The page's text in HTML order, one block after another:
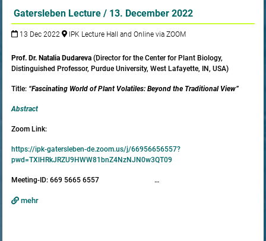
Gatersleben Lecture / 13. December 2022
13 Dec 2022 IPK Lecture Hall and Online via ZOOM
Prof. Dr. Natalia Dudareva (Director for the Center for Plant Biology,
Distinguished Professor, Purdue University, West Lafayette, IN, USA)
Title: “Fascinating World of Plant Volatiles: Beyond the Traditional View”
Abstract
Zoom Link:
https://ipk-gatersleben-de.zoom.us/j/66956656557?
pwd=TXlHRkJRZU9HWW81bnZ4NzNJN0w3QT09
Meeting-ID: 669 5665 6557 …
mehr